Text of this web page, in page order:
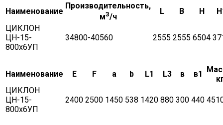
Наименование
Производительность,
м3/ч
L B H
ЦИКЛОН
ЦН-15-
800х6УП
34800-40560 2555 2555 6504
Наименование Е F a b L1 L3 в в1
ЦИКЛОН
ЦН-15-
800х6УП
2400 2500 1450 538 1420 880 300 440